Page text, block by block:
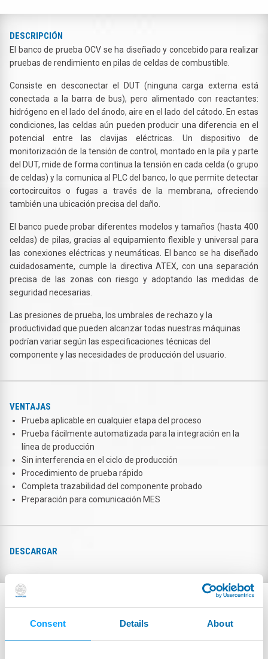
Consent Details About
DESCRIPCIÓN
El banco de prueba OCV se ha diseñado y concebido para realizar
pruebas de rendimiento en pilas de celdas de combustible.
Consiste en desconectar el DUT (ninguna carga externa está
conectada a la barra de bus), pero alimentado con reactantes:
hidrógeno en el lado del ánodo, aire en el lado del cátodo. En estas
condiciones, las celdas aún pueden producir una diferencia en el
potencial entre las clavijas eléctricas. Un dispositivo de
monitorización de la tensión de control, montado en la pila y parte
del DUT, mide de forma continua la tensión en cada celda (o grupo
de celdas) y la comunica al PLC del banco, lo que permite detectar
cortocircuitos o fugas a través de la membrana, ofreciendo
también una ubicación precisa del daño.
El banco puede probar diferentes modelos y tamaños (hasta 400
celdas) de pilas, gracias al equipamiento flexible y universal para
las conexiones eléctricas y neumáticas. El banco se ha diseñado
cuidadosamente, cumple la directiva ATEX, con una separación
precisa de las zonas con riesgo y adoptando las medidas de
seguridad necesarias.
Las presiones de prueba, los umbrales de rechazo y la
productividad que pueden alcanzar todas nuestras máquinas
podrían variar según las especificaciones técnicas del
componente y las necesidades de producción del usuario.
VENTAJAS
Prueba aplicable en cualquier etapa del proceso
Prueba fácilmente automatizada para la integración en la
línea de producción
Sin interferencia en el ciclo de producción
Procedimiento de prueba rápido
Completa trazabilidad del componente probado
Preparación para comunicación MES
DESCARGAR